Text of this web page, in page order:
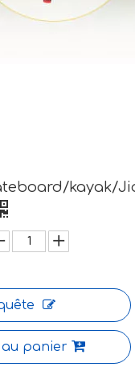
kayak/
panier